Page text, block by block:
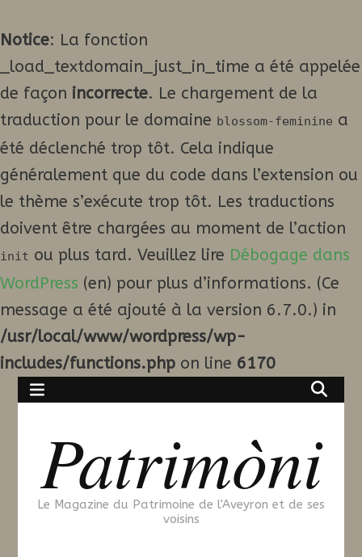
Notice: La fonction
_load_textdomain_just_in_time a été appelée
de façon incorrecte. Le chargement de la
traduction pour le domaine blossom-feminine a
été déclenché trop tôt. Cela indique
généralement que du code dans l’extension ou
le thème s’exécute trop tôt. Les traductions
doivent être chargées au moment de l’action
init ou plus tard. Veuillez lire Débogage dans
WordPress (en) pour plus d’informations. (Ce
message a été ajouté à la version 6.7.0.) in
/usr/local/www/wordpress/wp-
includes/functions.php on line 6170
Patrimòni
Le Magazine du Patrimoine de l'Aveyron et de ses
voisins